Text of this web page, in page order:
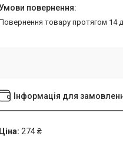
повернення товару протягом 14
Інформація для
Ціна: 274 ₴